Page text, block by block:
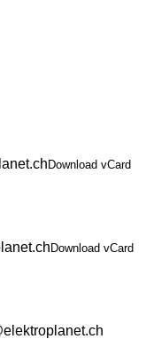
Download vCard
Download vCard